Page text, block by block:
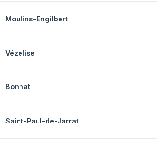
Moulins-Engilbert
Vézelise
Bonnat
Saint-Paul-de-Jarrat